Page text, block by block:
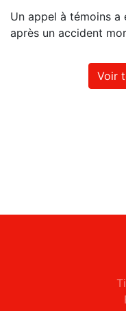
Un appel à témoins a
après un accident
Voir